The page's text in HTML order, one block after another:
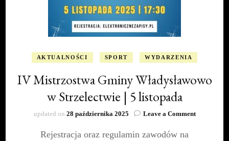
AKTUALNOŚCI SPORT WYDARZENIA
IV Mistrzostwa Gminy Władysławowo
w Strzelectwie | 5 listopada
updated on 28 października 2025 Leave a Commenton
Rejestracja oraz regulamin zawodów na